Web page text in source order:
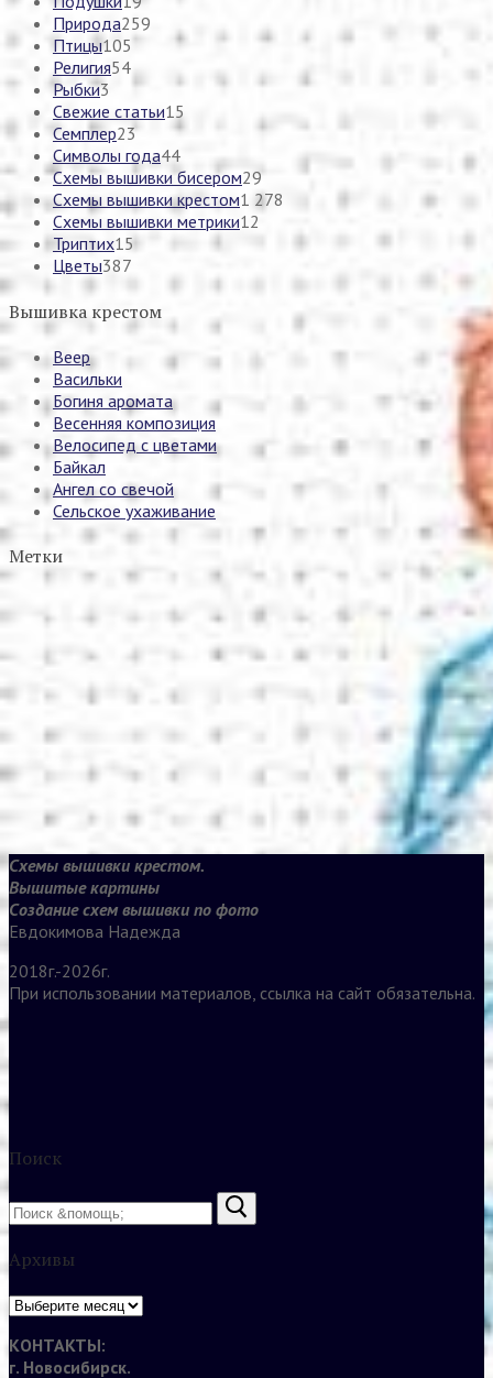
Природа259
Птицы105
Религия54
Рыбки3
Свежие статьи15
Семплер23
Символы года44
Схемы вышивки бисером29
Схемы вышивки крестом1 278
Схемы вышивки метрики12
Триптих15
Цветы387
Вышивка крестом
Веер
Васильки
Богиня аромата
Весенняя композиция
Велосипед с цветами
Байкал
Ангел со свечой
Сельское ухаживание
Метки
Схемы вышивки крестом.
Вышитые картины
Создание схем вышивки по фото
Евдокимова Надежда
2018г.-2026г.
При использовании материалов, ссылка на сайт обязательна.
Поиск
Найти:
Архивы
Архивы
КОНТАКТЫ:
г. Новосибирск.